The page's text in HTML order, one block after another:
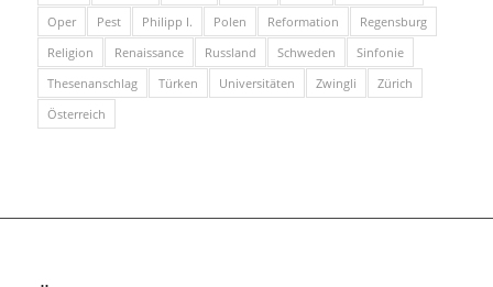
Oper
Pest Philipp I. Polen Reformation
Regensburg
Religion
Renaissance Russland Schweden
Sinfonie
Thesenanschlag
Türken Universitäten Zwingli
Zürich
Österreich